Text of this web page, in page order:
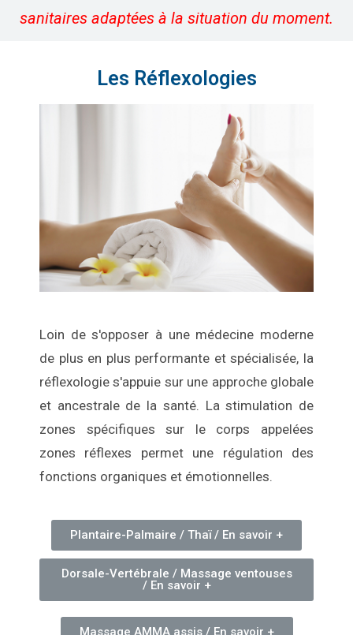
sanitaires adaptées à la situation du moment.
Les Réflexologies
Loin de s'opposer à une médecine moderne
de plus en plus performante et spécialisée, la
réflexologie s'appuie sur une approche globale
et ancestrale de la santé. La stimulation de
zones spécifiques sur le corps appelées
zones réflexes permet une régulation des
fonctions organiques et émotionnelles.
Plantaire-Palmaire / Thaï / En savoir +
Dorsale-Vertébrale / Massage ventouses
/ En savoir +
Massage AMMA assis / En savoir +